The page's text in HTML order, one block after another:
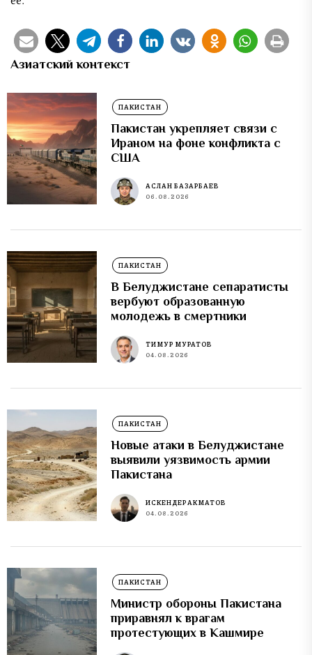
Азиатский контекст
ПАКИСТАН
Пакистан укрепляет связи с
Ираном на фоне конфликта с
США
АСЛАН БАЗАРБАЕВ
06.08.2026
ПАКИСТАН
В Белуджистане сепаратисты
вербуют образованную
молодежь в смертники
ТИМУР МУРАТОВ
04.08.2026
ПАКИСТАН
Новые атаки в Белуджистане
выявили уязвимость армии
Пакистана
ИСКЕНДЕР АКМАТОВ
04.08.2026
ПАКИСТАН
Министр обороны Пакистана
приравнял к врагам
протестующих в Кашмире